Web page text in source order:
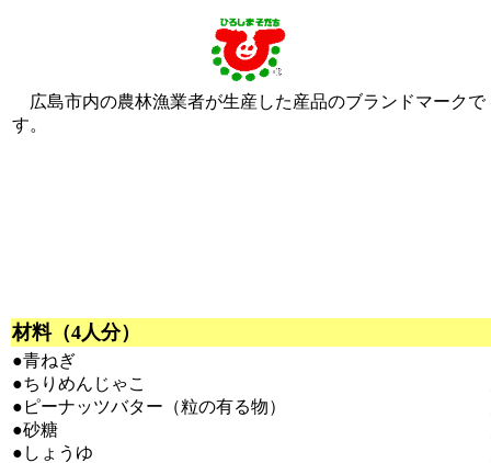
広島市内の農林漁業者が生産した産品のブランドマークで
す。
材料（4人分）
●青ねぎ
●ちりめんじゃこ
●ピーナッツバター（粒の有る物）
●砂糖
●しょうゆ